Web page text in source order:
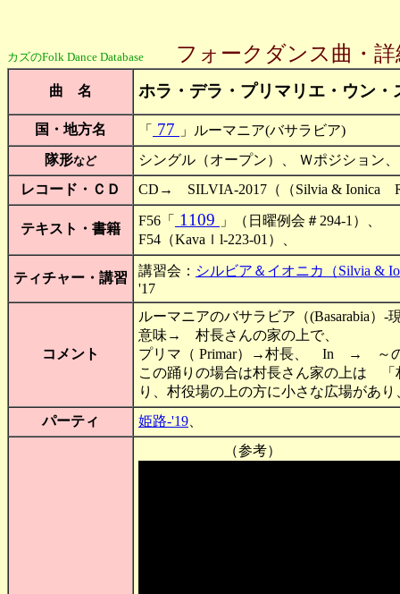
カズのFolk Dance Database フォークダンス曲・詳
曲 名 ホラ・デラ・プリマリエ・ウン・
国・地方名 「 77
」ルーマニア(バサラビア)
隊形など
シングル（オープン）、 Ｗポジシ
レコード・ＣＤ
CD→ SILVIA-2017（（Silvia & Ionica
テキスト・書籍
F56「 1109
」（日曜例会＃294-1）、
F54（Kavaｌl-223-01）、
ティチャー・講習 講習会： シルビア＆イオニカ（Silvia &
'17
コメント
ルーマニアのバサラビア（(Basarabia）-
意味→ 村長さんの家の上で、
プリマ（ Primar）→村長、 In → ～
この踊りの場合は村長さん家の上は
り、村役場の上の方に小さな広場があ
パーティ
姫路-'19
（参考）